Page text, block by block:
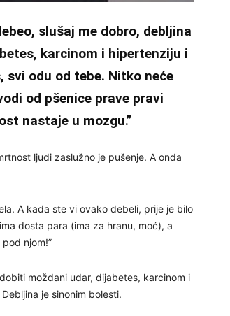
slušaj me dobro, debljina
karcinom i hipertenziju i
svi odu od tebe. Nitko neće
od pšenice prave pravi
nastaje u mozgu.”
ljudi zaslužno je pušenje. A onda
A kada ste vi ovako debeli, prije je bilo
dosta para (ima za hranu, moć), a
njom!”
moždani udar, dijabetes, karcinom i
je sinonim bolesti.